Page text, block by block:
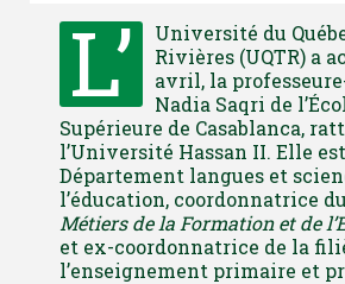
L’
Université du
Rivières (UQTR) a
avril, la
Nadia Saqri de
Supérieure de Casablanca,
l’Université Hassan II. Elle
Département langues et
l’éducation, coordonnatrice
Métiers de la Formation et de
et ex-coordonnatrice de la
l’enseignement primaire et